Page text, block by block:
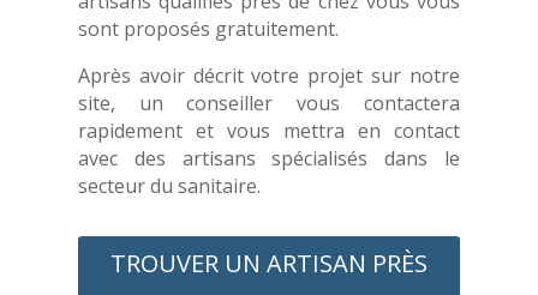
sont proposés gratuitement.
Après avoir décrit votre projet sur notre
site, un conseiller vous contactera
rapidement et vous mettra en contact
avec des artisans spécialisés dans le
secteur du sanitaire.
TROUVER UN ARTISAN PRÈS